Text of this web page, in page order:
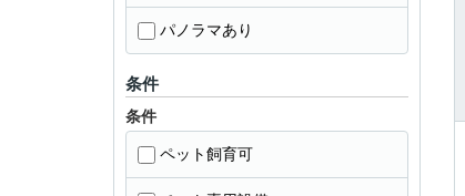
パノラマあり
条件
条件
ペット飼育可